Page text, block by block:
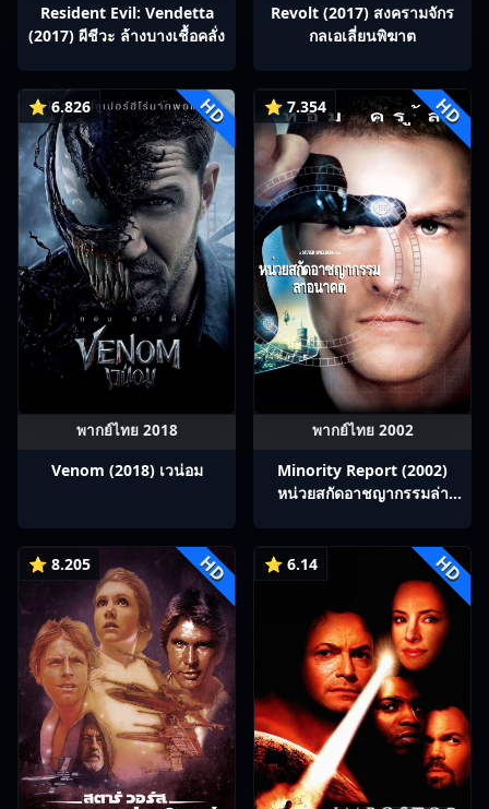
Resident Evil: Vendetta
(2017) ผีชีวะ ล้างบางเชื้อคลั่ง
Revolt (2017) สงครามจักร
กลเอเลี่ยนพิฆาต
⭐ 6.826 HD
พากย์ไทย 2018
Venom (2018) เวน่อม
⭐ 7.354 HD
พากย์ไทย 2002
Minority Report (2002)
หน่วยสกัดอาชญากรรมล่า
⭐ 8.205 HD ⭐ 6.14 HD